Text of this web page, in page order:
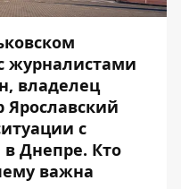
журналистами
владелец
Ярославский
с
в Днепре. Кто
важна